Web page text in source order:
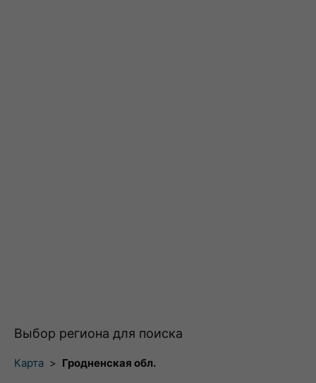
Выбор региона для поиска
Карта > Гродненская обл.